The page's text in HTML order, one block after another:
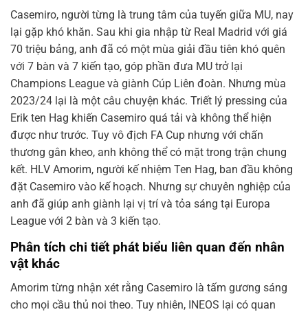
Casemiro, người từng là trung tâm của tuyến giữa MU, nay
lại gặp khó khăn. Sau khi gia nhập từ Real Madrid với giá
70 triệu bảng, anh đã có một mùa giải đầu tiên khó quên
với 7 bàn và 7 kiến tạo, góp phần đưa MU trở lại
Champions League và giành Cúp Liên đoàn. Nhưng mùa
2023/24 lại là một câu chuyện khác. Triết lý pressing của
Erik ten Hag khiến Casemiro quá tải và không thể hiện
được như trước. Tuy vô địch FA Cup nhưng với chấn
thương gân kheo, anh không thể có mặt trong trận chung
kết. HLV Amorim, người kế nhiệm Ten Hag, ban đầu không
đặt Casemiro vào kế hoạch. Nhưng sự chuyên nghiệp của
anh đã giúp anh giành lại vị trí và tỏa sáng tại Europa
League với 2 bàn và 3 kiến tạo.
Phân tích chi tiết phát biểu liên quan đến nhân
vật khác
Amorim từng nhận xét rằng Casemiro là tấm gương sáng
cho mọi cầu thủ noi theo. Tuy nhiên, INEOS lại có quan